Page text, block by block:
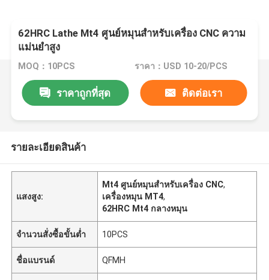
62HRC Lathe Mt4 ศูนย์หมุนสําหรับเครื่อง CNC ความ
แม่นยําสูง
MOQ：10PCS ราคา：USD 10-20/PCS
ราคาถูกที่สุด ติดต่อเรา
รายละเอียดสินค้า
แสงสูง:
Mt4 ศูนย์หมุนสําหรับเครื่อง CNC,
เครื่องหมุน MT4,
62HRC Mt4 กลางหมุน
จำนวนสั่งซื้อขั้นต่ำ 10PCS
ชื่อแบรนด์ QFMH